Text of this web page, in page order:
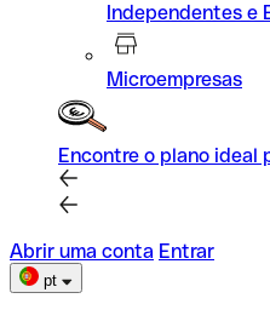
Independentes e
Microempresas
Encontre o plano ideal
Abrir uma conta Entrar
pt